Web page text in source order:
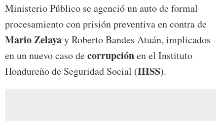
Ministerio Público se agenció un auto de formal
procesamiento con prisión preventiva en contra de
Mario Zelayay Roberto Bandes Atuán, implicados
en un nuevo caso decorrupciónen el Instituto
Hondureño de Seguridad Social (IHSS).